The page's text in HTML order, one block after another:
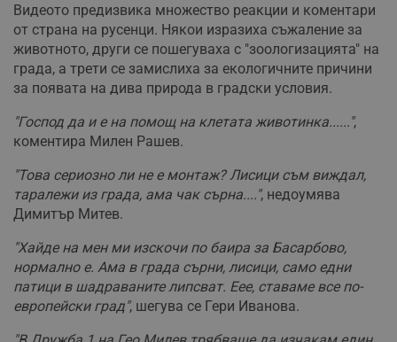
Видеото предизвика множество реакции и коментари
от страна на русенци. Някои изразиха съжаление за
животното, други се пошегуваха с "зоологизацията" на
града, а трети се замислиха за екологичните причини
за появата на дива природа в градски условия.
"Господ да и е на помощ на клетата животинка......",
коментира Милен Рашев.
"Това сериозно ли не е монтаж? Лисици съм виждал,
таралежи из града, ама чак сърна....", недоумява
Димитър Митев.
"Хайде на мен ми изскочи по баира за Басарбово,
нормално е. Ама в града сърни, лисици, само едни
патици в шадраваните липсват. Еее, ставаме все по-
европейски град", шегува се Гери Иванова.